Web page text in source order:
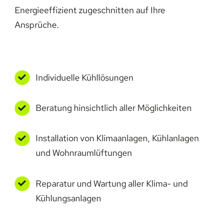
Energieeffizient zugeschnitten auf Ihre
Ansprüche.
Individuelle Kühllösungen
Beratung hinsichtlich aller Möglichkeiten
Installation von Klimaanlagen, Kühlanlagen
und Wohnraumlüftungen
Reparatur und Wartung aller Klima- und
Kühlungsanlagen